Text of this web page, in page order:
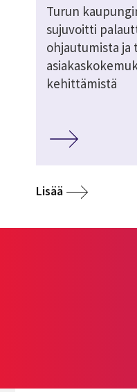
Turun
sujuvoitti
ohjautumista ja
kehittämistä
Lisää